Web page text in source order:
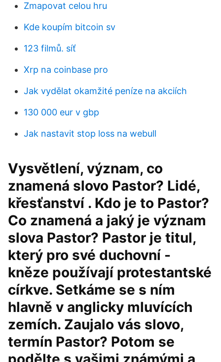
Zmapovat celou hru
Kde koupím bitcoin sv
123 filmů. síť
Xrp na coinbase pro
Jak vydělat okamžité peníze na akciích
130 000 eur v gbp
Jak nastavit stop loss na webull
Vysvětlení, význam, co
znamená slovo Pastor? Lidé,
křesťanství . Kdo je to Pastor?
Co znamená a jaký je význam
slova Pastor? Pastor je titul,
který pro své duchovní -
kněze používají protestantské
církve. Setkáme se s ním
hlavně v anglicky mluvících
zemích. Zaujalo vás slovo,
termín Pastor? Potom se